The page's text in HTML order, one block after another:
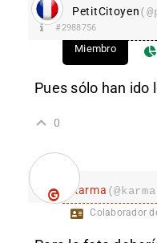
PetitCitoyen
#2988756
Miembro
Pues sólo han ido
0
karma
Colaborador